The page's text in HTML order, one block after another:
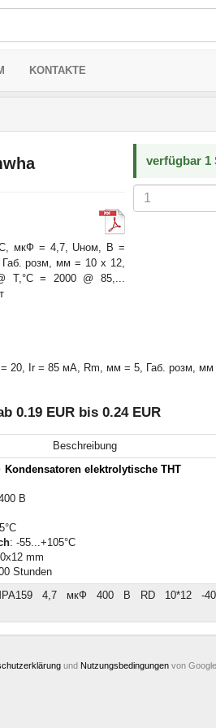
KONTAKTE
С, мкФ = 4,7, Uном, В =
розм, мм = 10 x 12,
T,°C = 2000 @ 85,...
verfügbar 1
20, Ir = 85 мА, Rm, мм = 5, Габ. розм,
0.19 EUR bis 0.24 EUR
Beschreibung
Kondensatoren elektrolytische THT
В
: -55...+105°C
mm
Stunden
4,7 мкФ 400 В RD 10*12 -
und Nutzungsbedingungen von Google.